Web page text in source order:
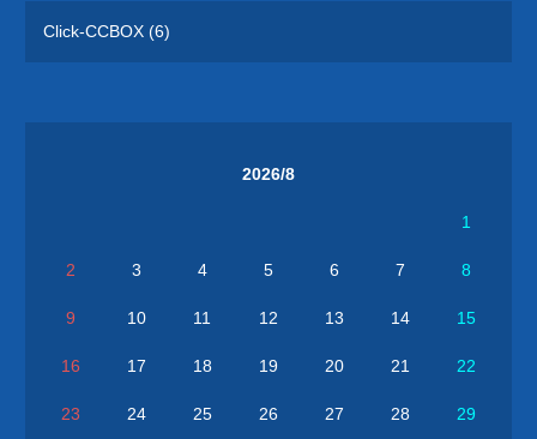
Click-CCBOX (6)
2026/8
1
2 3 4 5 6 7 8
9 10 11 12 13 14 15
16 17 18 19 20 21 22
23 24 25 26 27 28 29